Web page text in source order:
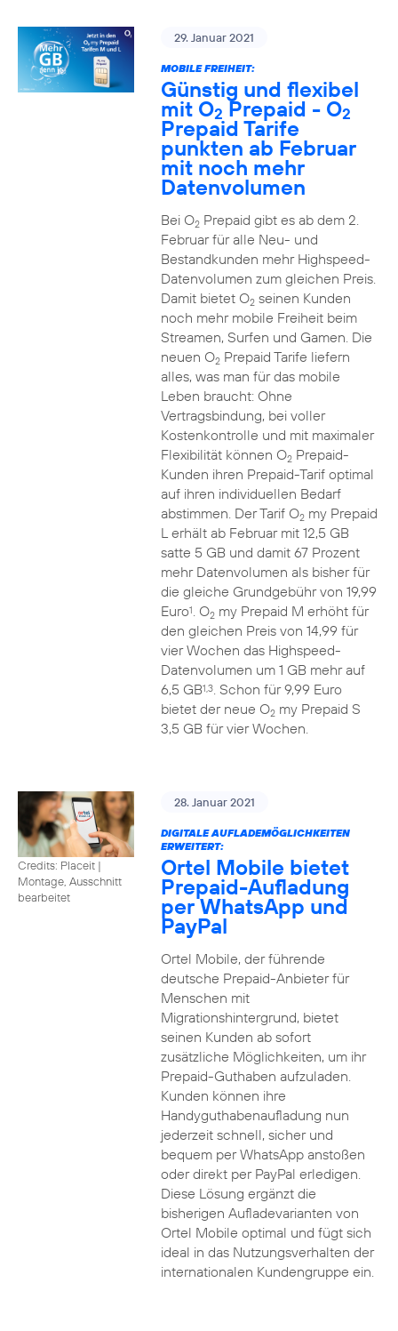
29. Januar 2021
MOBILE FREIHEIT:
Günstig und flexibel
mit O2 Prepaid - O2
Prepaid Tarife
punkten ab Februar
mit noch mehr
Datenvolumen
Bei O2Prepaid gibt es ab dem 2.
Februar für alle Neu- und
Bestandkunden mehr Highspeed-
Datenvolumen zum gleichen Preis.
Damit bietet O2seinen Kunden
noch mehr mobile Freiheit beim
Streamen, Surfen und Gamen. Die
neuen O2Prepaid Tarife liefern
alles, was man für das mobile
Leben braucht: Ohne
Vertragsbindung, bei voller
Kostenkontrolle und mit maximaler
Flexibilität können O2Prepaid-
Kunden ihren Prepaid-Tarif optimal
auf ihren individuellen Bedarf
abstimmen. Der Tarif O2my Prepaid
L erhält ab Februar mit 12,5 GB
satte 5 GB und damit 67 Prozent
mehr Datenvolumen als bisher für
die gleiche Grundgebühr von 19,99
Euro1. O2my Prepaid M erhöht für
den gleichen Preis von 14,99 für
vier Wochen das Highspeed-
Datenvolumen um 1 GB mehr auf
6,5 GB1,3. Schon für 9,99 Euro
bietet der neue O2my Prepaid S
3,5 GB für vier Wochen.
Credits: Placeit |
Montage, Ausschnitt
bearbeitet
28. Januar 2021
DIGITALE AUFLADEMÖGLICHKEITEN
ERWEITERT:
Ortel Mobile bietet
Prepaid-Aufladung
per WhatsApp und
PayPal
Ortel Mobile, der führende
deutsche Prepaid-Anbieter für
Menschen mit
Migrationshintergrund, bietet
seinen Kunden ab sofort
zusätzliche Möglichkeiten, um ihr
Prepaid-Guthaben aufzuladen.
Kunden können ihre
Handyguthabenaufladung nun
jederzeit schnell, sicher und
bequem per WhatsApp anstoßen
oder direkt per PayPal erledigen.
Diese Lösung ergänzt die
bisherigen Aufladevarianten von
Ortel Mobile optimal und fügt sich
ideal in das Nutzungsverhalten der
internationalen Kundengruppe ein.